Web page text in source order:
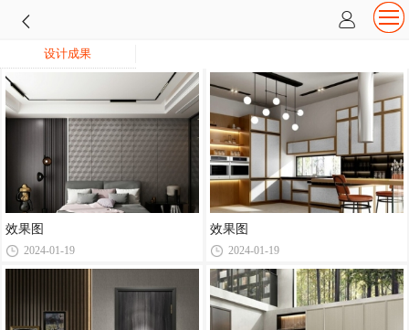
设计成果
效果图
2024-01-19
效果图
2024-01-19